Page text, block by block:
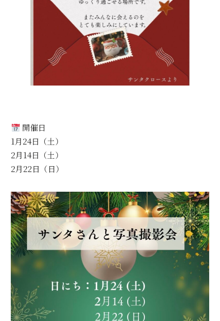
開催日
1月24日（土）
2月14日（土）
2月22日（日）